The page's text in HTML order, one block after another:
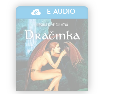
E-AUDIO